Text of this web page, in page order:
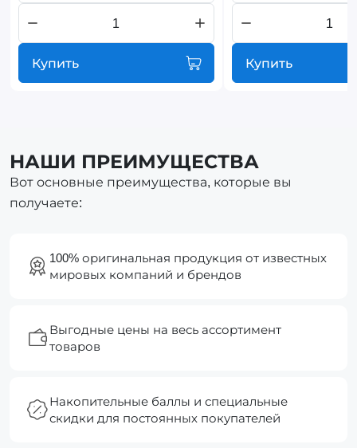
Купить Купить
НАШИ ПРЕИМУЩЕСТВА
Вот основные преимущества, которые вы
получаете:
100% оригинальная продукция от известных
мировых компаний и брендов
Выгодные цены на весь ассортимент
товаров
Накопительные баллы и специальные
скидки для постоянных покупателей